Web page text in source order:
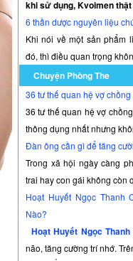
khi sử dụng, Kvoimen
6 thần dược nguyên liệu
Khi nói về một sản phẩm
đó, thì điều quan trọng
Chuyện Phòng The
36 tư thế quan hệ vợ
36 tư thế quan hệ vợ
thông dụng nhất nhưng
Đàn ông cần gì để tăng
Trong xã hội ngày càng
trai hay con gái không còn
Hoạt Huyết Ngọc Thanh
Nào?
Hoạt Huyết Ngọc Thanh
não, tăng cường trí nhớ.